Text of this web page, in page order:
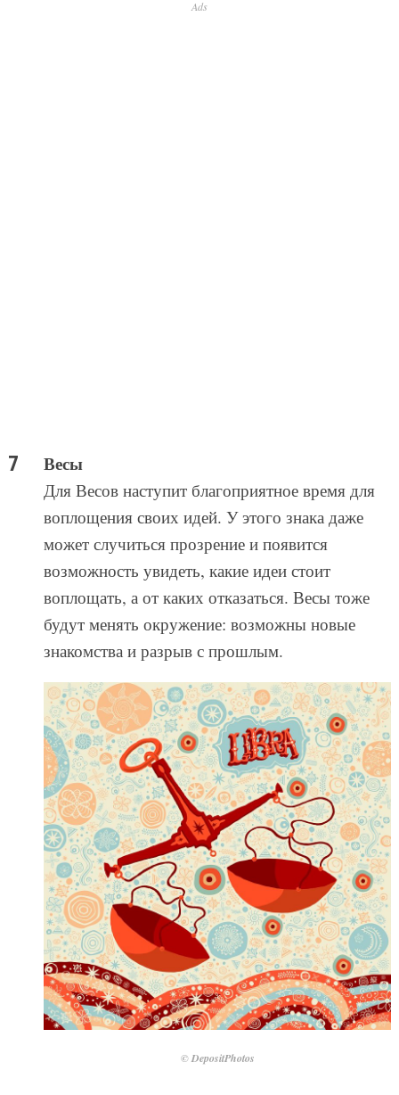
Ads
Весы
Для Весов наступит благоприятное время для
воплощения своих идей. У этого знака даже
может случиться прозрение и появится
возможность увидеть, какие идеи стоит
воплощать, а от каких отказаться. Весы тоже
будут менять окружение: возможны новые
знакомства и разрыв с прошлым.
© DepositPhotos